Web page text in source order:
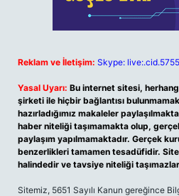
Reklam ve İletişim: Skype:
Yasal Uyarı: Bu internet sitesi,
şirketi ile hiçbir bağlantısı
hazırladığımız makaleler
haber niteliği taşımamakta olup,
paylaşım yapılmamaktadır. Gerçek
benzerlikleri tamamen tesadüfidir.
halindedir ve tavsiye niteliği
Sitemiz, 5651 Sayılı Kanun gereğince